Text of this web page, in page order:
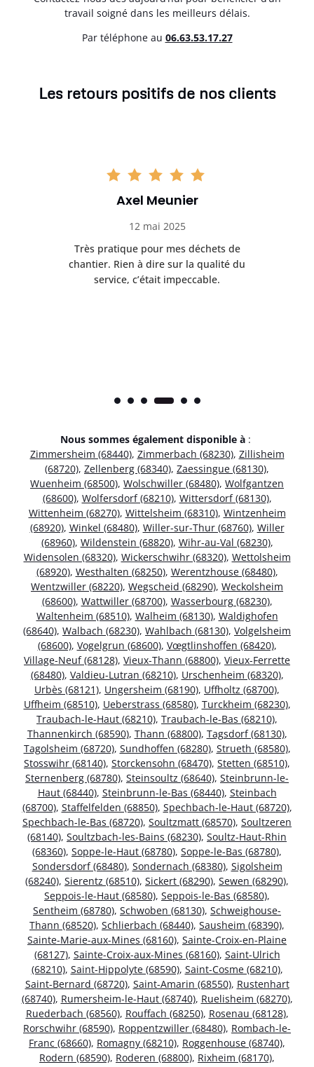
travail soigné dans les meilleurs délais.
Par téléphone au 06.63.53.17.27
Les retours positifs de nos clients
Laetitia Colin
27 mai 2025
Entreprise sérieuse et très réactive. La
benne était en bon état et
parfaitement dimensionnée.
Nous sommes également disponible à :
Zimmersheim (68440), Zimmerbach (68230), Zillisheim
(68720), Zellenberg (68340), Zaessingue (68130),
Wuenheim (68500), Wolschwiller (68480), Wolfgantzen
(68600), Wolfersdorf (68210), Wittersdorf (68130),
Wittenheim (68270), Wittelsheim (68310), Wintzenheim
(68920), Winkel (68480), Willer-sur-Thur (68760), Willer
(68960), Wildenstein (68820), Wihr-au-Val (68230),
Widensolen (68320), Wickerschwihr (68320), Wettolsheim
(68920), Westhalten (68250), Werentzhouse (68480),
Wentzwiller (68220), Wegscheid (68290), Weckolsheim
(68600), Wattwiller (68700), Wasserbourg (68230),
Waltenheim (68510), Walheim (68130), Waldighofen
(68640), Walbach (68230), Wahlbach (68130), Volgelsheim
(68600), Vogelgrun (68600), Vœgtlinshoffen (68420),
Village-Neuf (68128), Vieux-Thann (68800), Vieux-Ferrette
(68480), Valdieu-Lutran (68210), Urschenheim (68320),
Urbès (68121), Ungersheim (68190), Uffholtz (68700),
Uffheim (68510), Ueberstrass (68580), Turckheim (68230),
Traubach-le-Haut (68210), Traubach-le-Bas (68210),
Thannenkirch (68590), Thann (68800), Tagsdorf (68130),
Tagolsheim (68720), Sundhoffen (68280), Strueth (68580),
Stosswihr (68140), Storckensohn (68470), Stetten (68510),
Sternenberg (68780), Steinsoultz (68640), Steinbrunn-le-
Haut (68440), Steinbrunn-le-Bas (68440), Steinbach
(68700), Staffelfelden (68850), Spechbach-le-Haut (68720),
Spechbach-le-Bas (68720), Soultzmatt (68570), Soultzeren
(68140), Soultzbach-les-Bains (68230), Soultz-Haut-Rhin
(68360), Soppe-le-Haut (68780), Soppe-le-Bas (68780),
Sondersdorf (68480), Sondernach (68380), Sigolsheim
(68240), Sierentz (68510), Sickert (68290), Sewen (68290),
Seppois-le-Haut (68580), Seppois-le-Bas (68580),
Sentheim (68780), Schwoben (68130), Schweighouse-
Thann (68520), Schlierbach (68440), Sausheim (68390),
Sainte-Marie-aux-Mines (68160), Sainte-Croix-en-Plaine
(68127), Sainte-Croix-aux-Mines (68160), Saint-Ulrich
(68210), Saint-Hippolyte (68590), Saint-Cosme (68210),
Saint-Bernard (68720), Saint-Amarin (68550), Rustenhart
(68740), Rumersheim-le-Haut (68740), Ruelisheim (68270),
Ruederbach (68560), Rouffach (68250), Rosenau (68128),
Rorschwihr (68590), Roppentzwiller (68480), Rombach-le-
Franc (68660), Romagny (68210), Roggenhouse (68740),
Rodern (68590), Roderen (68800), Rixheim (68170),